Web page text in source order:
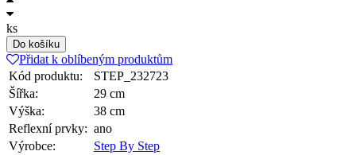
ks
Do košíku
Přidat k oblíbeným produktům
Kód produktu:
STEP_232723
Šířka:
29 cm
Výška:
38 cm
Reflexní prvky: ano
Výrobce:
Step By Step